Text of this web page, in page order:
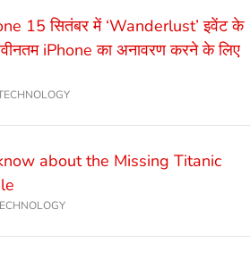
15 सितंबर में ‘Wanderlust’ इवेंट के
iPhone का अनावरण करने के लिए
about the Missing Titanic